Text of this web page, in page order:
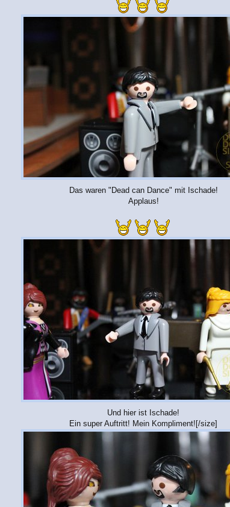
Das waren "Dead can Dance" mit Ischade!
Applaus!
Und hier ist Ischade!
Ein super Auftritt! Mein Kompliment![/size]